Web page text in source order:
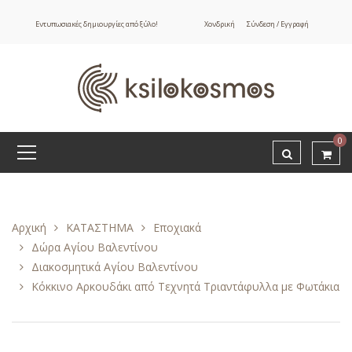
Εντυπωσιακές δημιουργίες από ξύλο! Χονδρική Σύνδεση / Εγγραφή
0
Αρχική ΚΑΤΑΣΤΗΜΑ
Εποχιακά
Δώρα Αγίου Βαλεντίνου
Διακοσμητικά Αγίου Βαλεντίνου
Κόκκινο Αρκουδάκι από Τεχνητά Τριαντάφυλλα με Φωτάκια